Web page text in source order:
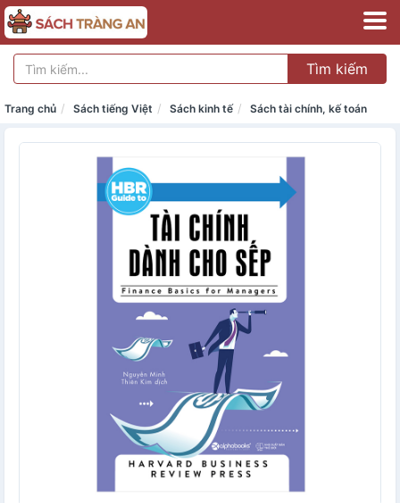
Tìm kiếm
Trang chủ Sách tiếng Việt Sách kinh tế Sách tài chính, kế toán